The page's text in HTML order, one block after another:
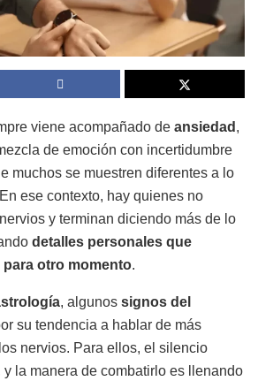
viene acompañado de ansiedad ,
de emoción con incertidumbre
muchos se muestren diferentes a lo
ese contexto, hay quienes no
y terminan diciendo más de lo
detalles personales que
otro momento.
, algunos signos del
su tendencia a hablar de más
nervios. Para ellos, el silencio
la manera de combatirlo es llenando